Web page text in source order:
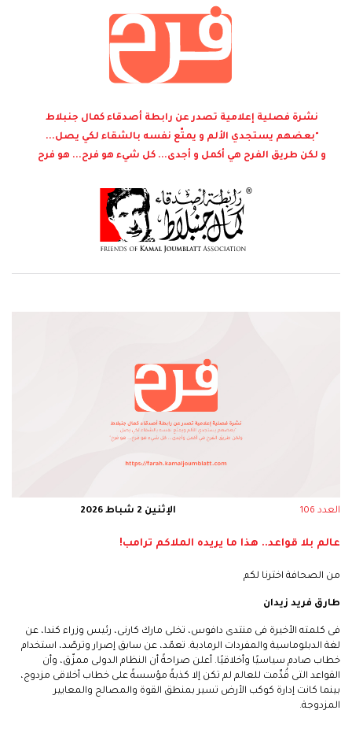
نشرة فصلية إعلامية تصدر عن رابطة أصدقاء كمال جنبلاط
"بعضهم يستجدي الألم و يمتّع نفسه بالشقاء لكي يصل...
و لكن طريق الفرح هي أكمل و أجدى... كل شيء هو فرح... هو فرح
العدد 106 الإثنين 2 شباط 2026
عالم بلا قواعد.. هذا ما يريده الملاكم ترامب!
من الصحافة اخترنا لكم
طارق فريد زيدان
فى كلمته الأخيرة فى منتدى دافوس، تخلى مارك كارنى، رئيس وزراء كندا، عن
لغة الدبلوماسية والمفردات الرمادية. تعمّد، عن سابق إصرار وترصّد، استخدام
خطاب صادم سياسيًا وأخلاقيًا. أعلن صراحةً أن النظام الدولى ممزّق، وأن
القواعد التى قُدِّمت للعالم لم تكن إلا كذبةً مؤسسةً على خطاب أخلاقى مزدوج،
بينما كانت إدارة كوكب الأرض تسير بمنطق القوة والمصالح والمعايير
المزدوجة.